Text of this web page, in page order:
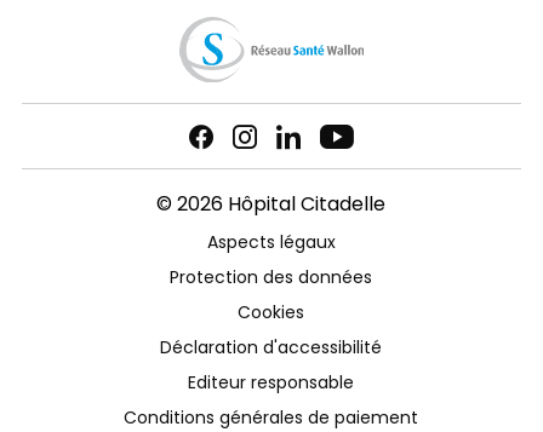
© 2026 Hôpital Citadelle
Aspects légaux
Protection des données
Cookies
Déclaration d'accessibilité
Editeur responsable
Conditions générales de paiement